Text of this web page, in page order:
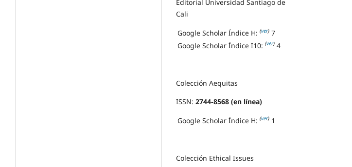
Editorial Universidad Santiago de
Cali
Google Scholar Índice H: (ver) 7
Google Scholar Índice I10: (ver) 4
Colección Aequitas
ISSN: 2744-8568 (en línea)
Google Scholar Índice H: (ver) 1
Colección Ethical Issues